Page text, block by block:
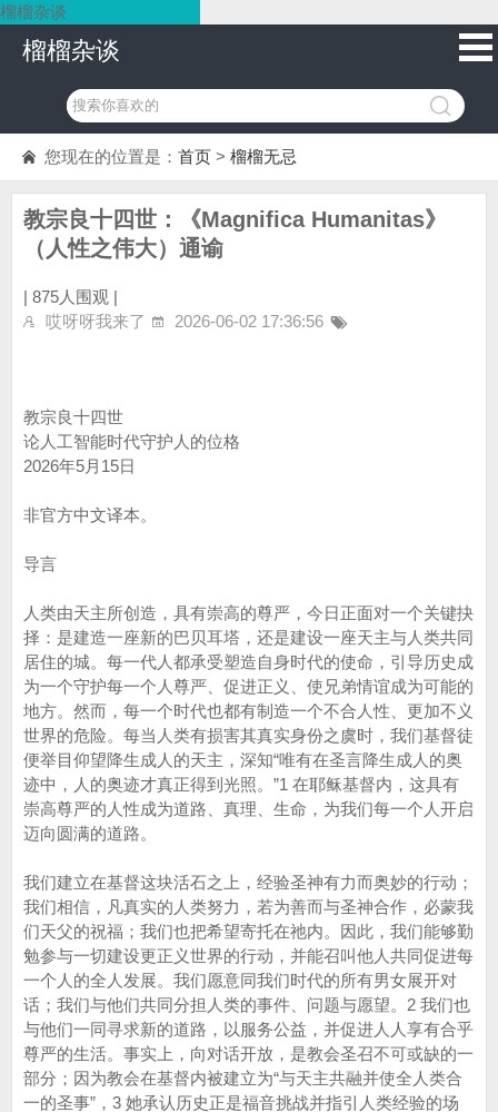
榴榴杂谈
榴榴杂谈
您现在的位置是： 首页 > 榴榴无忌
教宗良十四世：《Magnifica Humanitas》
（人性之伟大）通谕
| 875人围观 |
哎呀呀我来了
2026-06-02 17:36:56
教宗良十四世
论人工智能时代守护人的位格
2026年5月15日
非官方中文译本。
导言
人类由天主所创造，具有崇高的尊严，今日正面对一个关键抉
择：是建造一座新的巴贝耳塔，还是建设一座天主与人类共同
居住的城。每一代人都承受塑造自身时代的使命，引导历史成
为一个守护每一个人尊严、促进正义、使兄弟情谊成为可能的
地方。然而，每一个时代也都有制造一个不合人性、更加不义
世界的危险。每当人类有损害其真实身份之虞时，我们基督徒
便举目仰望降生成人的天主，深知“唯有在圣言降生成人的奥
迹中，人的奥迹才真正得到光照。”1 在耶稣基督内，这具有
崇高尊严的人性成为道路、真理、生命，为我们每一个人开启
迈向圆满的道路。
我们建立在基督这块活石之上，经验圣神有力而奥妙的行动；
我们相信，凡真实的人类努力，若为善而与圣神合作，必蒙我
们天父的祝福；我们也把希望寄托在祂内。因此，我们能够勤
勉参与一切建设更正义世界的行动，并能召叫他人共同促进每
一个人的全人发展。我们愿意同我们时代的所有男女展开对
话；我们与他们共同分担人类的事件、问题与愿望。2 我们也
与他们一同寻求新的道路，以服务公益，并促进人人享有合乎
尊严的生活。事实上，向对话开放，是教会圣召不可或缺的一
部分；因为教会在基督内被建立为“与天主共融并使全人类合
一的圣事”，3 她承认历史正是福音挑战并指引人类经验的场